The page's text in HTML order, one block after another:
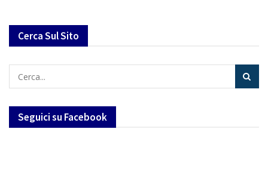
Cerca Sul Sito
Seguici su Facebook